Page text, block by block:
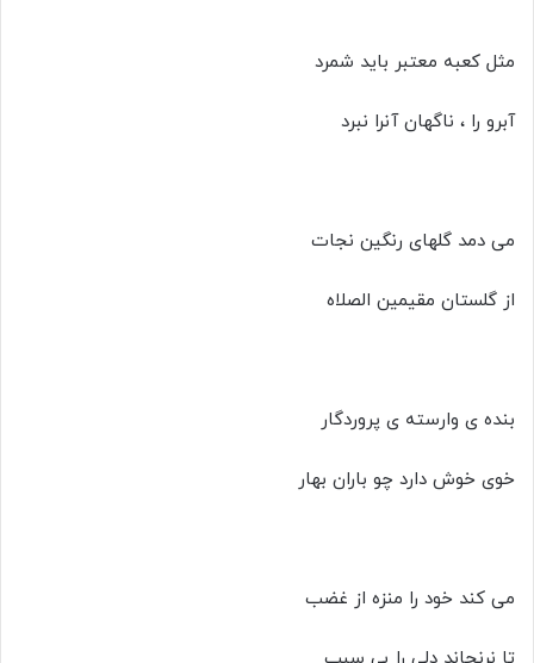
مثل کعبه معتبر باید شمرد
آبرو را ، ناگهان آنرا نبرد
می دمد گلهای رنگین نجات
از گلستان مقیمین الصلاه
بنده ی وارسته ی پروردگار
خوی خوش دارد چو باران بهار
می کند خود را منزه از غضب